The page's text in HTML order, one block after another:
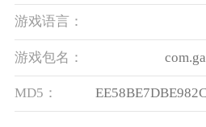
游戏语言：
游戏包名：
MD5：